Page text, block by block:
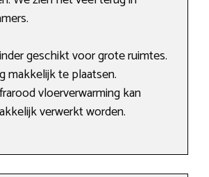
geschikt voor grote ruimtes.
makkelijk te plaatsen.
vloerverwarming kan
verwerkt worden.